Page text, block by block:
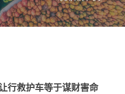
行救护车等于谋财害命